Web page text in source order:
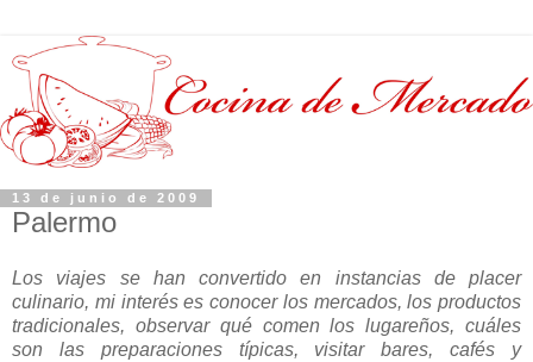
13 de junio de 2009
Palermo
Los viajes se han convertido en instancias de placer
culinario, mi interés es conocer los mercados, los productos
tradicionales, observar qué comen los lugareños, cuáles
son las preparaciones típicas, visitar bares, cafés y